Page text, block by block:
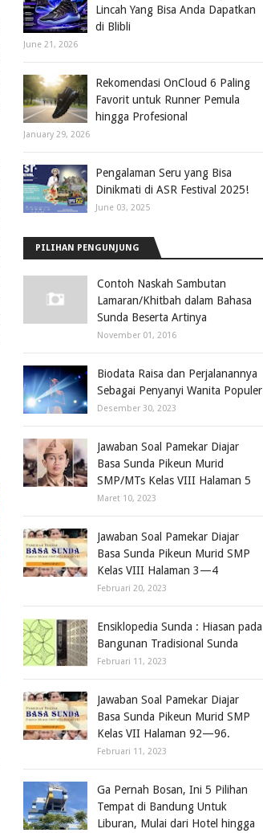
Lincah Yang Bisa Anda Dapatkan
di Blibli
June 21, 2026
Rekomendasi OnCloud 6 Paling
Favorit untuk Runner Pemula
hingga Profesional
January 29, 2026
Pengalaman Seru yang Bisa
Dinikmati di ASR Festival 2025!
June 03, 2025
PILIHAN PENGUNJUNG
Contoh Naskah Sambutan
Lamaran/Khitbah dalam Bahasa
Sunda Beserta Artinya
November 01, 2016
Biodata Raisa dan Perjalanannya
Sebagai Penyanyi Wanita Populer
Desember 30, 2023
Jawaban Soal Pamekar Diajar
Basa Sunda Pikeun Murid
SMP/MTs Kelas VIII Halaman 5
Maret 10, 2023
Jawaban Soal Pamekar Diajar
Basa Sunda Pikeun Murid SMP
Kelas VIII Halaman 3—4
Februari 20, 2023
Ensiklopedia Sunda : Hiasan pada
Bangunan Tradisional Sunda
Februari 11, 2023
Jawaban Soal Pamekar Diajar
Basa Sunda Pikeun Murid SMP
Kelas VII Halaman 92—96.
Februari 11, 2023
Ga Pernah Bosan, Ini 5 Pilihan
Tempat di Bandung Untuk
Liburan, Mulai dari Hotel hingga